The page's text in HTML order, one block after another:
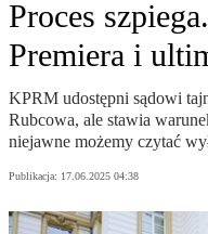
Proces
Premiera i
KPRM udostępni sądowi
Rubcowa, ale stawia
niejawne możemy czytać
Publikacja: 17.06.2025 04:38